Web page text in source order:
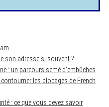
son adresse si souvent ?
: un parcours semé d’embûches
les blocages de French
: ce que vous devez savoir